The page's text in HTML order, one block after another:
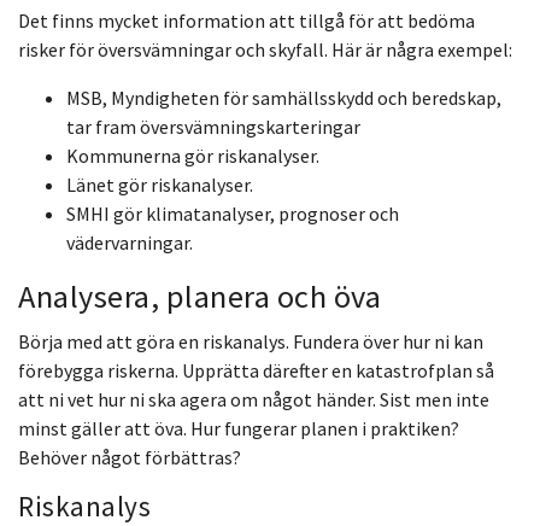
Det finns mycket information att tillgå för att bedöma
risker för översvämningar och skyfall. Här är några exempel:
MSB, Myndigheten för samhällsskydd och beredskap,
tar fram översvämningskarteringar
Kommunerna gör riskanalyser.
Länet gör riskanalyser.
SMHI gör klimatanalyser, prognoser och
vädervarningar.
Analysera, planera och öva
Börja med att göra en riskanalys. Fundera över hur ni kan
förebygga riskerna. Upprätta därefter en katastrofplan så
att ni vet hur ni ska agera om något händer. Sist men inte
minst gäller att öva. Hur fungerar planen i praktiken?
Behöver något förbättras?
Riskanalys